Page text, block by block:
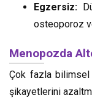
Egzersiz:
osteoporoz
Menopozda
Çok fazla bilimsel
şikayetlerini